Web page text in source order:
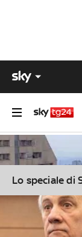
Lo speciale di